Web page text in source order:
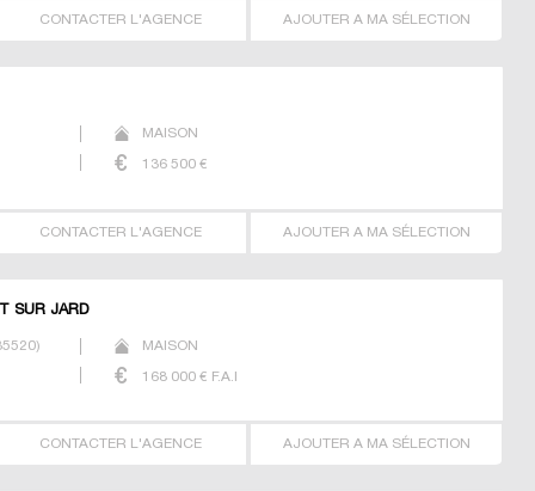
CONTACTER L'AGENCE AJOUTER A MA SÉLECTION
MAISON
136 500 €
CONTACTER L'AGENCE AJOUTER A MA SÉLECTION
SUR JARD
) MAISON
168 000 € F.A.I
CONTACTER L'AGENCE AJOUTER A MA SÉLECTION